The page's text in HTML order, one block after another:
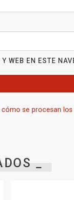
WEB EN ESTE
cómo se procesan
_